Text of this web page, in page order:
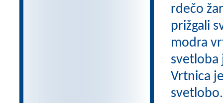
rdečo
prižgali
modra
svetloba
Vrtnica